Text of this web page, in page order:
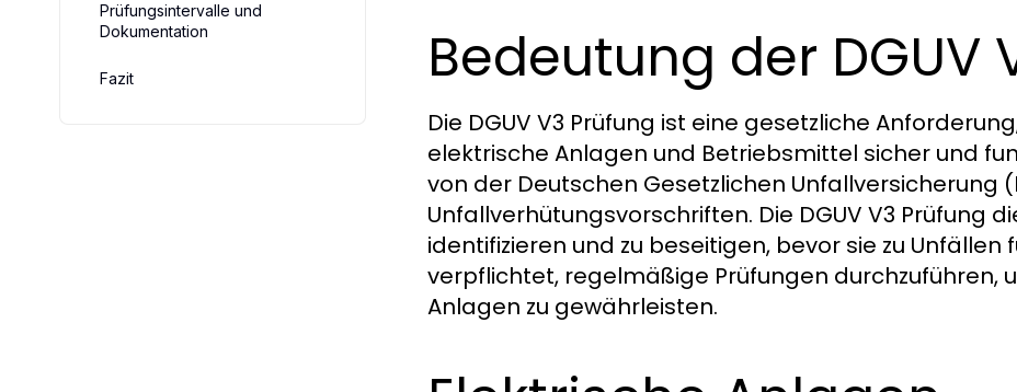
Prüfungsintervalle und
Dokumentation
Fazit Bedeutung der DGUV
Die DGUV V3 Prüfung ist eine gesetzliche
elektrische Anlagen und Betriebsmittel sicher und
von der Deutschen Gesetzlichen Unfallversicherung
Unfallverhütungsvorschriften. Die DGUV V3 Prüfung
identifizieren und zu beseitigen, bevor sie zu
verpflichtet, regelmäßige Prüfungen durchzuführen,
Anlagen zu gewährleisten.